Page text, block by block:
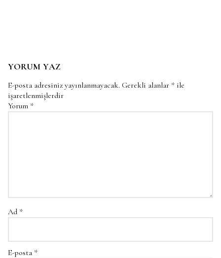
YORUM YAZ
E-posta adresiniz yayınlanmayacak. Gerekli alanlar * ile
işaretlenmişlerdir
Yorum *
Ad *
E-posta *